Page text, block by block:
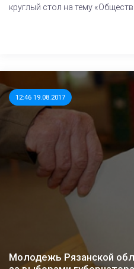
круглый стол на тему
12:46 19.08.2017
Молодежь Рязанской